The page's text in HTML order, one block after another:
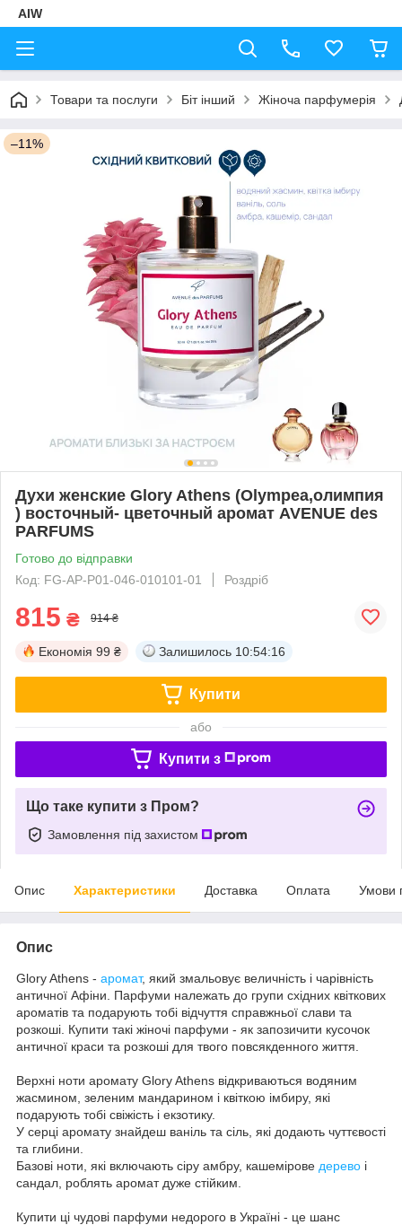
AIW
Товари та послуги Біт інший Жіноча парфумерія
–11%
Духи женские Glory Athens (Olympea,олимпия
) восточный- цветочный аромат AVENUE des
PARFUMS
Готово до відправки
Код: FG-AP-P01-046-010101-01
Роздріб
815 ₴ 914 ₴
Економія 99 ₴ Залишилось 10:54:16
Купити
або
Купити з
Що таке купити з Пром?
Замовлення під захистом
Опис Характеристики Доставка Оплата Умови
Опис
Glory Athens - аромат, який змальовує величність і чарівність
античної Афіни. Парфуми належать до групи східних квіткових
ароматів та подарують тобі відчуття справжньої слави та
розкоші. Купити такі жіночі парфуми - як запозичити кусочок
античної краси та розкоші для твого повсякденного життя.
Верхні ноти аромату Glory Athens відкриваються водяним
жасмином, зеленим мандарином і квіткою імбиру, які
подарують тобі свіжість і екзотику.
У серці аромату знайдеш ваніль та сіль, які додають чуттєвості
та глибини.
Базові ноти, які включають сіру амбру, кашемірове дерево і
сандал, роблять аромат дуже стійким.
Купити ці чудові парфуми недорого в Україні - це шанс